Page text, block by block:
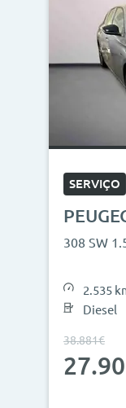
SERVIÇO
308 SW
2.535
Diesel
38.881€